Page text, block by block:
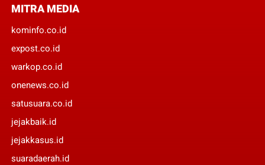
MITRA MEDIA
kominfo.co.id
expost.co.id
warkop.co.id
onenews.co.id
satusuara.co.id
jejakbaik.id
jejakkasus.id
suaradaerah.id